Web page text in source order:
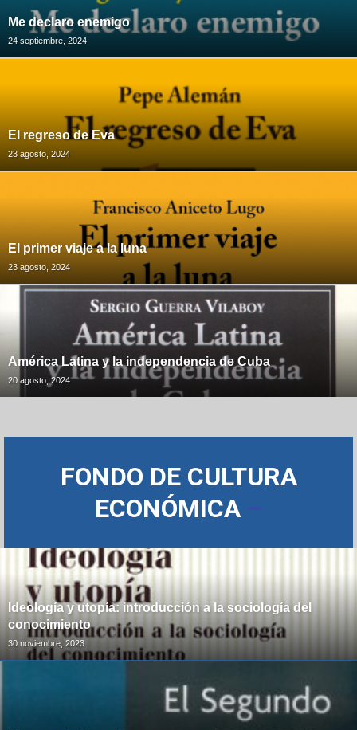
Me declaro enemigo
24 septiembre, 2024
El regreso de Eva
23 agosto, 2024
El primer viaje a la luna
23 agosto, 2024
América Latina y la independencia de Cuba
20 agosto, 2024
FONDO DE CULTURA
ECONÓMICA
Ideología y utopía: introducción a la sociología del
conocimiento
30 noviembre, 2023